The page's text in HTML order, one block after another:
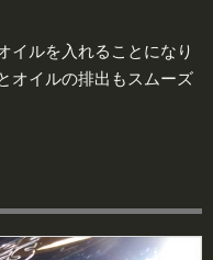
イルを入れることになり
オイルの排出もスムーズ